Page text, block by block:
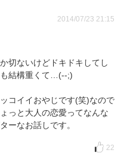
2014/07/23 21:15
切ないけどドキドキしてし
結構重くて…(--;)
コイイおやじです(笑)なので
っと大人の恋愛ってなんな
ーなお話しです。
22